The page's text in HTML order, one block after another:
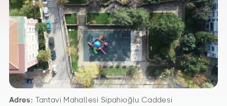
Adres: Tantavi Mahallesi Sipahioğlu Caddesi